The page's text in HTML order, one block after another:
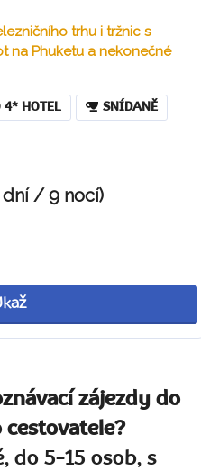
trhu i tržnic s
na Phuketu a nekonečné
4* HOTEL SNÍDANĚ
dní / 9 nocí)
zájezdy do
cestovatele?
do 5-15 osob, s